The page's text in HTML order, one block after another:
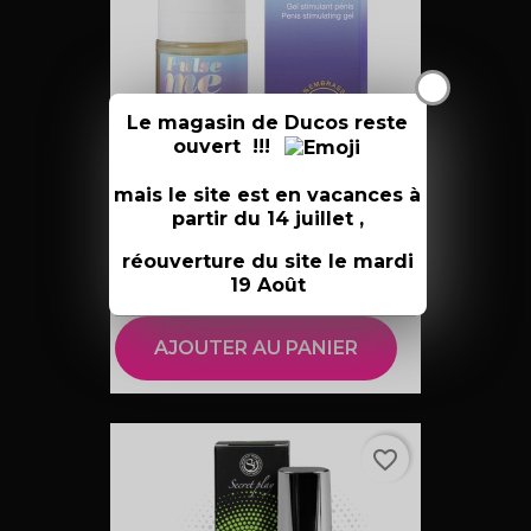
X
Le magasin de Ducos reste
ouvert !!!
mais le site est en vacances à
partir du 14 juillet ,
réouverture du site le mardi
19 Août
GEL STIMULANT HOMME PULSE...
25,00 €
AJOUTER AU PANIER
favorite_border